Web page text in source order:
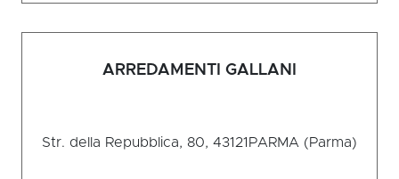
ARREDAMENTI GALLANI
Str. della Repubblica, 80, 43121 PARMA (Parma)